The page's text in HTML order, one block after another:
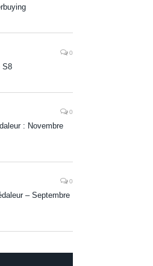
0
S8
0
: Novembre
0
– Septembre